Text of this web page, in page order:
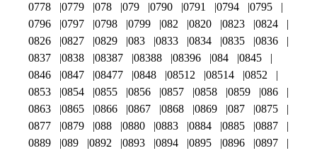
0778
0779 078 079 0790 0791 0794
0795
0796
0797 0798 0799 082 0820 0823
0824
0826
0827 0829 083 0833 0834 0835
0836
0837
0838 08387 08388 08396 084
0845
0846
0847 08477 0848 08512 08514
0852
0853
0854 0855 0856 0857 0858 0859
086
0863
0865 0866 0867 0868 0869 087
0875
0877
0879 088 0880 0883 0884 0885
0887
0889
089 0892 0893 0894 0895 0896
0897